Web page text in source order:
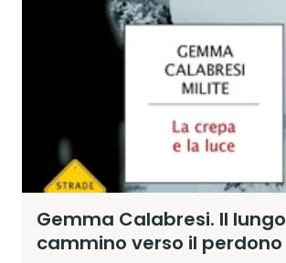
Gemma Calabresi. Il lungo
cammino verso il perdono